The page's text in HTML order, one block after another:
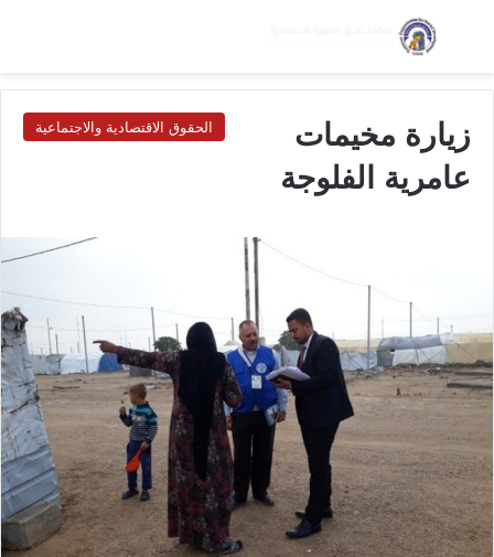
بحث عن
الحقوق الاقتصادية والاجتماعية
زيارة مخيمات
عامرية الفلوجة